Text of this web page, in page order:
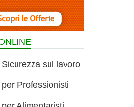
Sicurezza sul lavoro
per Professionisti